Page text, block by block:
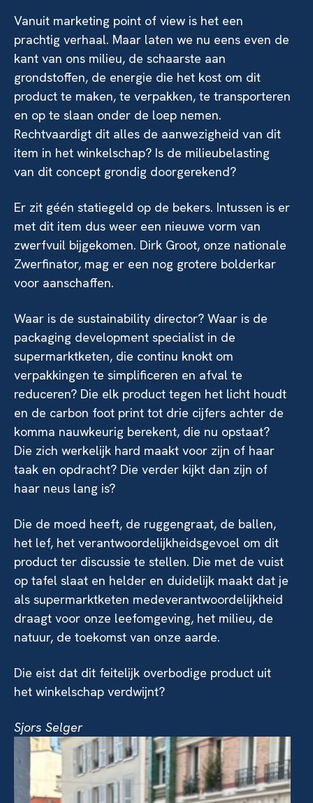
Vanuit marketing point of view is het een
prachtig verhaal. Maar laten we nu eens even de
kant van ons milieu, de schaarste aan
grondstoffen, de energie die het kost om dit
product te maken, te verpakken, te transporteren
en op te slaan onder de loep nemen.
Rechtvaardigt dit alles de aanwezigheid van dit
item in het winkelschap? Is de milieubelasting
van dit concept grondig doorgerekend?
Er zit géén statiegeld op de bekers. Intussen is er
met dit item dus weer een nieuwe vorm van
zwerfvuil bijgekomen. Dirk Groot, onze nationale
Zwerfinator, mag er een nog grotere bolderkar
voor aanschaffen.
Waar is de sustainability director? Waar is de
packaging development specialist in de
supermarktketen, die continu knokt om
verpakkingen te simplificeren en afval te
reduceren? Die elk product tegen het licht houdt
en de carbon foot print tot drie cijfers achter de
komma nauwkeurig berekent, die nu opstaat?
Die zich werkelijk hard maakt voor zijn of haar
taak en opdracht? Die verder kijkt dan zijn of
haar neus lang is?
Die de moed heeft, de ruggengraat, de ballen,
het lef, het verantwoordelijkheidsgevoel om dit
product ter discussie te stellen. Die met de vuist
op tafel slaat en helder en duidelijk maakt dat je
als supermarktketen medeverantwoordelijkheid
draagt voor onze leefomgeving, het milieu, de
natuur, de toekomst van onze aarde.
Die eist dat dit feitelijk overbodige product uit
het winkelschap verdwijnt?
Sjors Selger